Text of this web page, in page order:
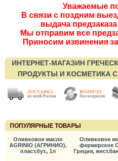
Уважаемые
В связи с поздним
выдача
Мы отправим все
Приносим извинения
ИНТЕРНЕТ-МАГАЗИН
ПРОДУКТЫ И КОСМЕТИКА
ПОПУЛЯРНЫЕ ТОВАРЫ
Оливковое масло
AGRINIO (АГРИНИО),
пласт.бут., 1л
Оливковое
фермерское
Греция,